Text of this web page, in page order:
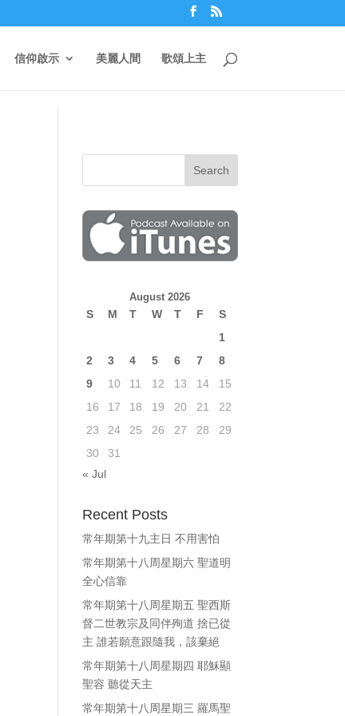
信仰啟示 美麗人間 歌頌上主
August 2026
S M T W T F
S
1
2
3 4 5 6 7
8
9
10 11 12 13 14
15
16
17 18 19 20 21
22
23
24 25 26 27 28
29
30
31
« Jul
Recent Posts
常年期第十九主日 不用害怕
常年期第十八周星期六 聖道明
全心信靠
常年期第十八周星期五 聖西斯
督二世教宗及同伴殉道 捨已從
主 誰若願意跟隨我，該棄絕
常年期第十八周星期四 耶穌顯
聖容 聽從天主
常年期第十八周星期三 羅馬聖